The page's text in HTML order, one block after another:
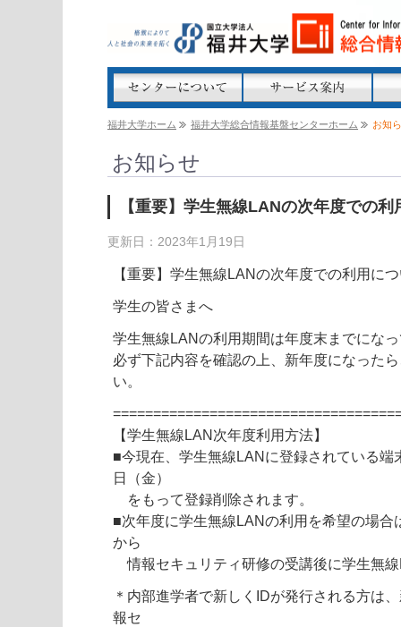
福井大学ホーム 福井大学総合情報基盤センターホーム お知
お知らせ
【重要】学生無線LANの次年度での利
更新日：2023年1月19日
【重要】学生無線LANの次年度での利用に
学生の皆さまへ
学生無線LANの利用期間は年度末までにな
必ず下記内容を確認の上、新年度になった
い。
【学生無線LAN次年度利用方法】
■今現在、学生無線LANに登録されている端
日（金）
をもって登録削除されます。
■次年度に学生無線LANの利用を希望の場合
から
情報セキュリティ研修の受講後に学生無
＊内部進学者で新しくIDが発行される方は
報セ